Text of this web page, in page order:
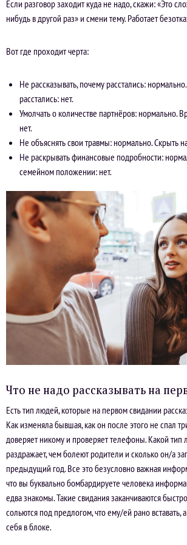
Если разговор заходит куда не надо, скажи: «Это
нибудь в другой раз» и смени тему. Работает
Вот где проходит черта:
Не рассказывать, почему расстались:
расстались: нет.
Умолчать о количестве партнёров: нормально.
нет.
Не объяснять свои травмы: нормально. Скрыть
Не раскрывать финансовые подробности:
семейном положении: нет.
Что не надо рассказывать на
Есть тип людей, которые на первом свидании
Как изменяла бывшая, как он после этого не спал
доверяет никому и проверяет телефоны. Какой тип
раздражает, чем болеют родители и сколько он/а
предыдущий год. Все это безусловно важная
что вы буквально бомбардируете человека
едва знакомы. Такие свидания заканчиваются
сольются под предлогом, что ему/ей рано вставать,
себя в блоке.